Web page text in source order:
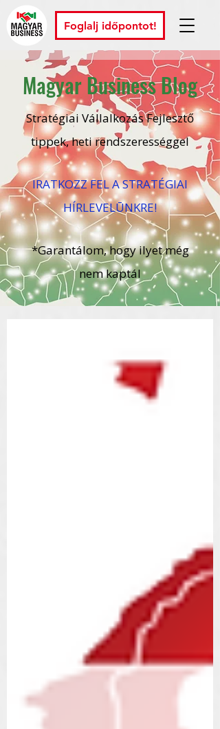
Foglalj időpontot!
Magyar Business Blog
Stratégiai Vállalkozás Fejlesztő
tippek, heti rendszerességgel
IRATKOZZ FEL A STRATÉGIAI
HÍRLEVELŪNKRE!
*Garantálom, hogy ilyet még
nem kaptál